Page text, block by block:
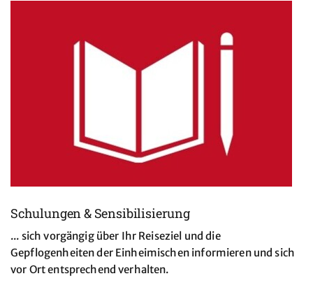
Schulungen & Sensibilisierung
... sich vorgängig über Ihr Reiseziel und die
Gepflogenheiten der Einheimischen informieren und sich
vor Ort entsprechend verhalten.